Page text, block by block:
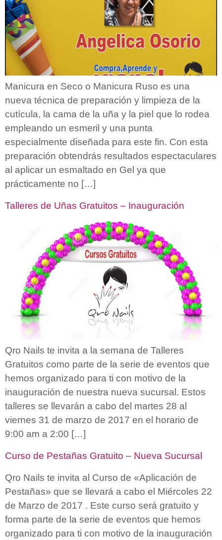
Manicura en Seco o Manicura Ruso es una
nueva técnica de preparación y limpieza de la
cutícula, la cama de la uña y la piel que lo rodea
empleando un esmeril y una punta
especialmente diseñada para este fin. Con esta
preparación obtendrás resultados espectaculares
al aplicar un esmaltado en Gel ya que
prácticamente no […]
Talleres de Uñas Gratuitos – Inauguración
Qro Nails te invita a la semana de Talleres
Gratuitos como parte de la serie de eventos que
hemos organizado para ti con motivo de la
inauguración de nuestra nueva sucursal. Estos
talleres se llevarán a cabo del martes 28 al
viernes 31 de marzo de 2017 en el horario de
9:00 am a 2:00 […]
Curso de Pestañas Gratuito – Nueva Sucursal
Qro Nails te invita al Curso de «Aplicación de
Pestañas» que se llevará a cabo el Miércoles 22
de Marzo de 2017 . Este curso será gratuito y
forma parte de la serie de eventos que hemos
organizado para ti con motivo de la inauguración